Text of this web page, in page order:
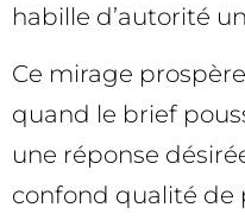
habille d’autorité
Ce mirage
quand le brief
une réponse
confond qualité de